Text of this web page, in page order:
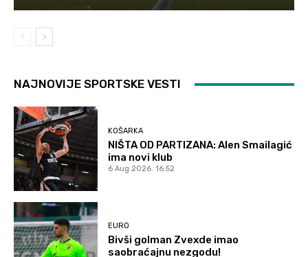
NAJNOVIJE SPORTSKE VESTI
KOŠARKA
NIŠTA OD PARTIZANA: Alen Smailagić
ima novi klub
6 Aug 2026. 16:52
EURO
Bivši golman Zvexde imao
saobraćajnu nezgodu!